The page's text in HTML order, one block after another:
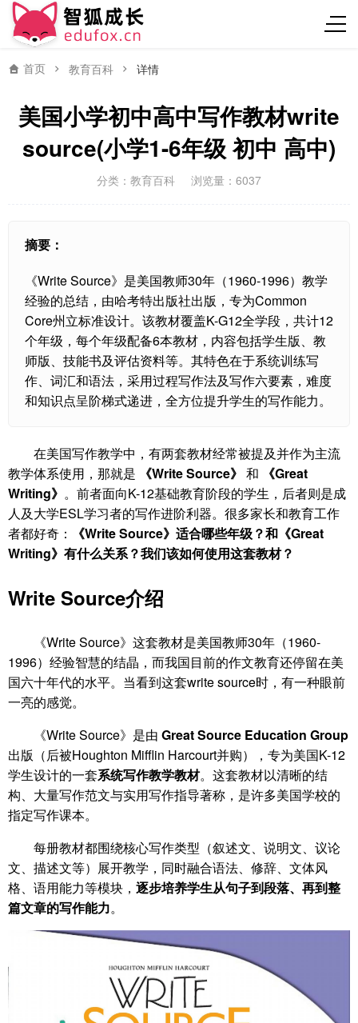
首页 教育百科 详情
美国小学初中高中写作教材write
source(小学1-6年级 初中 高中)
分类： 教育百科 浏览量：6037
摘要：
《Write Source》是美国教师30年（1960-1996）教学
经验的总结，由哈考特出版社出版，专为Common
Core州立标准设计。该教材覆盖K-G12全学段，共计12
个年级，每个年级配备6本教材，内容包括学生版、教
师版、技能书及评估资料等。其特色在于系统训练写
作、词汇和语法，采用过程写作法及写作六要素，难度
和知识点呈阶梯式递进，全方位提升学生的写作能力。
在美国写作教学中，有两套教材经常被提及并作为主流
教学体系使用，那就是
《Write Source》 和
《Great
Writing》 。前者面向K-12基础教育阶段的学生，后者则是成
人及大学ESL学习者的写作进阶利器。很多家长和教育工作
者都好奇：
《Write Source》适合哪些年级？和《Great
Writing》有什么关系？我们该如何使用这套教材？
Write Source介绍
《Write Source》这套教材是美国教师30年（1960-
1996）经验智慧的结晶，而我国目前的作文教育还停留在美
国六十年代的水平。当看到这套write source时，有一种眼前
一亮的感觉。
《Write Source》是由 Great Source Education Group
出版（后被Houghton Mifflin Harcourt并购），专为美国K-12
学生设计的一套系统写作教学教材。这套教材以清晰的结
构、大量写作范文与实用写作指导著称，是许多美国学校的
指定写作课本。
每册教材都围绕核心写作类型（叙述文、说明文、议论
文、描述文等）展开教学，同时融合语法、修辞、文体风
格、语用能力等模块， 逐步培养学生从句子到段落、再到整
篇文章的写作能力。